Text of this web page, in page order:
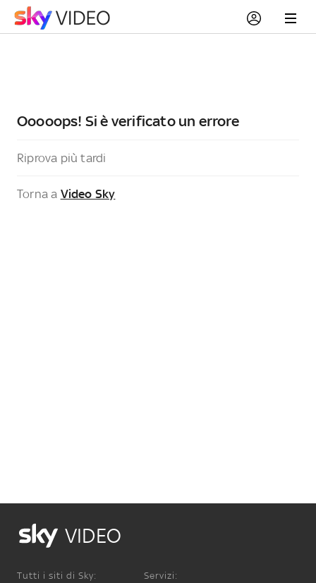
Ooooops! Si è verificato un errore
Riprova più tardi
Torna a Video Sky
VIDEO
Tutti i siti di Sky: Servizi: